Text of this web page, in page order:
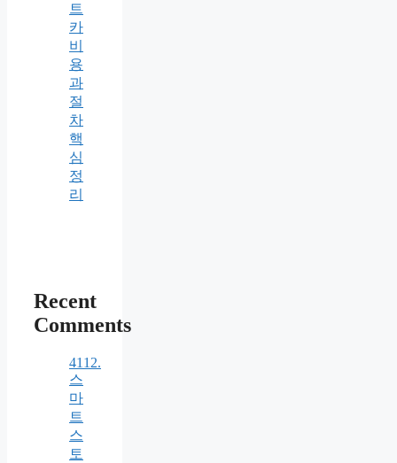
트
카
비
용
과
절
차
핵
심
정
리
Recent
Comments
4112.
스
마
트
스
토